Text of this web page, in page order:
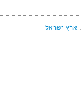
ארץ ישראל